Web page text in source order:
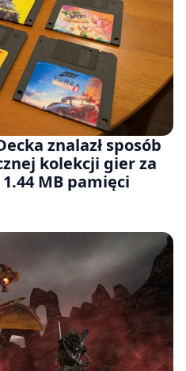
znalazł sposób
kolekcji gier za
MB pamięci